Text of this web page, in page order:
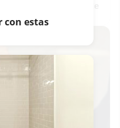
escuela ¡Cómo los de
con estas